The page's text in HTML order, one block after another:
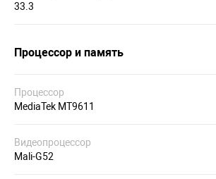
33.3
Процессор и память
Процессор
MediaTek MT9611
Видеопроцессор
Mali-G52